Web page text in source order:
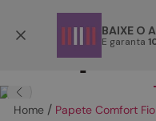
BAIXE O
E garanta
1
2º
rasteira